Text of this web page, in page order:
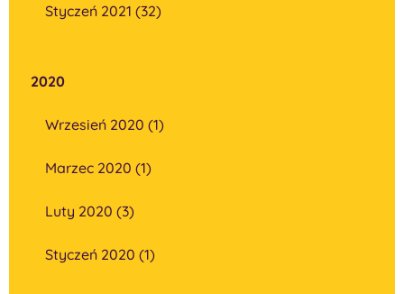
Styczeń 2021 (32)
2020
Wrzesień 2020 (1)
Marzec 2020 (1)
Luty 2020 (3)
Styczeń 2020 (1)